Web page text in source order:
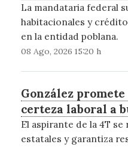
La mandataria federal
habitacionales y
en la entidad poblana.
08 Ago, 2026 15:20 h
González
certeza laboral a
El aspirante de la 4T
estatales y garantiza